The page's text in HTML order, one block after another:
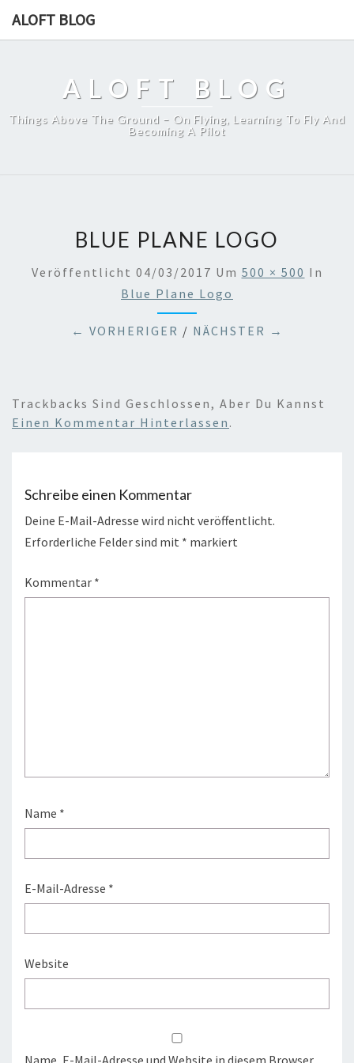
ALOFT BLOG
ALOFT BLOG
Things Above The Ground – On Flying, Learning To Fly And
Becoming A Pilot
BLUE PLANE LOGO
Veröffentlicht 04/03/2017 Um 500 × 500 In
Blue Plane Logo
← VORHERIGER / NÄCHSTER →
Trackbacks Sind Geschlossen, Aber Du Kannst
Einen Kommentar Hinterlassen .
Schreibe einen Kommentar
Deine E-Mail-Adresse wird nicht veröffentlicht.
Erforderliche Felder sind mit * markiert
Kommentar *
Name *
E-Mail-Adresse *
Website